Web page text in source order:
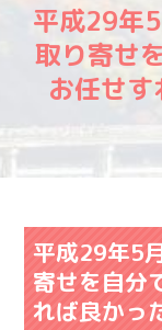
平成29
取り寄せ
お任せ
平成29年5
寄せを自分
れば良かっ